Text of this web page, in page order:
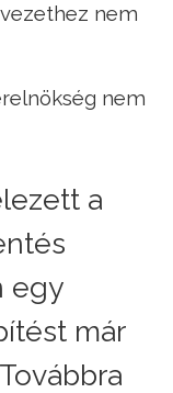
nem
nem
a
egy
már